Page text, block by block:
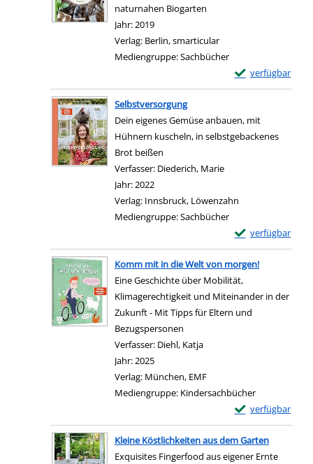
naturnahen Biogarten
Suche nach diesem Verfasser
Jahr:2019
Verlag: Berlin, smarticular
Mediengruppe:Sachbücher
verfügbar
Exemplar-Details
Zum Download
Selbstversorgung
Dein eigenes Gemüse anbauen, mit
Hühnern kuscheln, in selbstgebackenes
Brot beißen
Verfasser: Diederich, Marie
Jahr:2022
Verlag: Innsbruck, Löwenzahn
Mediengruppe:Sachbücher
verfügbar
Exemplar-Details
Zum Download
Komm mit in die Welt von morgen!
Eine Geschichte über Mobilität,
Klimagerechtigkeit und Miteinander in der
Zukunft - Mit Tipps für Eltern und
Bezugspersonen
Verfasser: Diehl, Katja
Jahr:2025
Verlag: München, EMF
Mediengruppe: Kindersachbücher
verfügbar
Exemplar-
Zum Download
Kleine Köstlichkeiten aus dem Garten
Exquisites Fingerfood aus eigener Ernte